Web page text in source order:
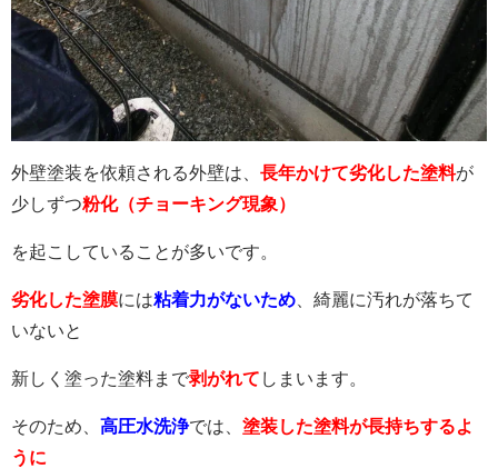
外壁塗装を依頼される外壁は、 長年かけて劣化した塗料が
少しずつ粉化（チョーキング現象）
を起こしていることが多いです。
劣化した塗膜には粘着力がないため 、綺麗に汚れが落ちて
いないと
新しく塗った塗料まで剥がれて しまいます。
そのため、 高圧水洗浄では、 塗装した塗料が長持ちするよ
うに